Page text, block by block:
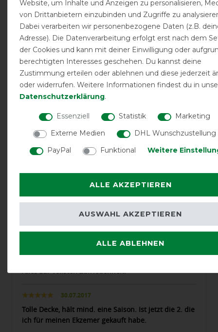
Sitzt super gut, lediglich der Bauchlatz war/ist
deutlich zu klein. Dank der mitgelieferten
Verlängerung geht es. Hab mir trotzdem einen
anderen Bauchlatz in XL dazu bestellt. Nun ist es
optimal.
03.08.2021
Die Decke passt super! Material und Handling sind
28.06.2021
Tolle Decke, gute Passform und qualitativ hochwertig
Bin super zufrieden und mein Pferd ist auch ganz
12.08.2017
Sehr robuste Decke. Nur der Bauchlatz ist zu eng.
11.08.2017
Alles zur vollsten Zufriedenheit.
30.07.2017
Tolle Decke, hält mind. eine Saison. Ist jetzt die 2. die
ich für meinen Ekzemer gekauft habe.
Website, um Inhalte und Anzeigen zu personalisieren,
von Drittanbietern einzubinden und Zugriffe zu
Dabei verarbeiten wir personenbezogene Daten (z.B.
Adresse). Die Datenverarbeitung erfolgt erst nach dem
der Cookies und kann mit deiner Einwilligung oder
berechtigten Interesses geschehen. Du kannst deine
Zustimmung erteilen oder ablehnen und diese jederzeit
oder widerrufen. Weitere Informationen findest du in
Daten­schutz­erklärung.
Essenziell Statistik
Marketing
Externe Medien
DHL Wunschzustellung
PayPal
Funktional Weitere
ALLE AKZEPTIEREN
ALLE ABLEHNEN
AUSWAHL AKZEPTIEREN